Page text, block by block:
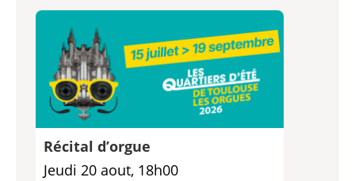
Récital d’orgue
Jeudi 20 aout, 18h00